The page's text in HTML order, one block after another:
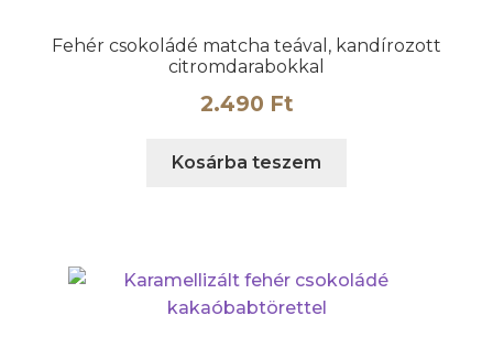
Fehér csokoládé matcha teával, kandírozott
citromdarabokkal
2.490 Ft
Kosárba teszem